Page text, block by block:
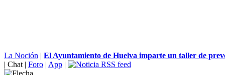
La Noción | El Ayuntamiento de Huelva imparte un taller de
| Chat | Foro | App |